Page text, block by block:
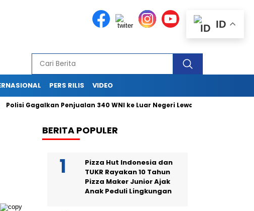
PERS RILIS VIDEO
Gagalkan Penjualan 340 WNI ke Luar Negeri Lewat Bandara Soetta
BERITA POPULER
Pizza Hut Indonesia dan
TUKR Rayakan 10 Tahun
Pizza Maker Junior Ajak
Anak Peduli Lingkungan
ID